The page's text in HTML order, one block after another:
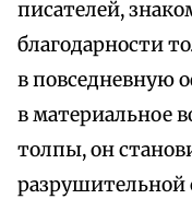
писателей,
благодарности
в повседневную
в материальное
толпы, он
разрушительной